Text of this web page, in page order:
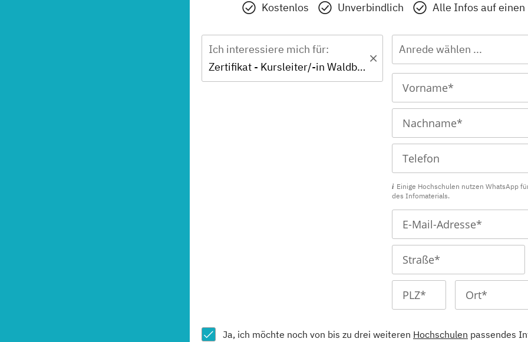
Kostenlos Unverbindlich Alle Infos auf einen
Ich interessiere mich für:
Zertifikat - Kursleiter/-in Waldbaden – Achtsamkeitsübungen in der Natur
Anrede wählen ...
Einige Hochschulen nutzen WhatsApp
des Infomaterials.
Ja, ich möchte noch von bis zu drei weiteren Hochschulen passendes